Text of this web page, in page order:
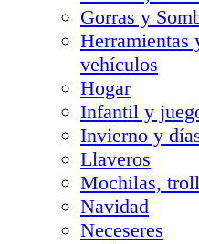
Gorras y
Herramientas
vehículos
Hogar
Infantil y
Invierno y
Llaveros
Mochilas,
Navidad
Neceseres